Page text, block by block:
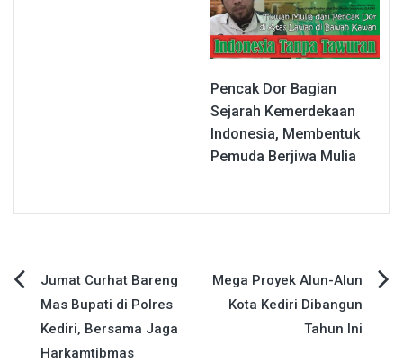
Pencak Dor Bagian
Sejarah Kemerdekaan
Indonesia, Membentuk
Pemuda Berjiwa Mulia
Navigasi
pos
Jumat Curhat Bareng
Mas Bupati di Polres
Kediri, Bersama Jaga
Harkamtibmas
Mega Proyek Alun-Alun
Kota Kediri Dibangun
Tahun Ini